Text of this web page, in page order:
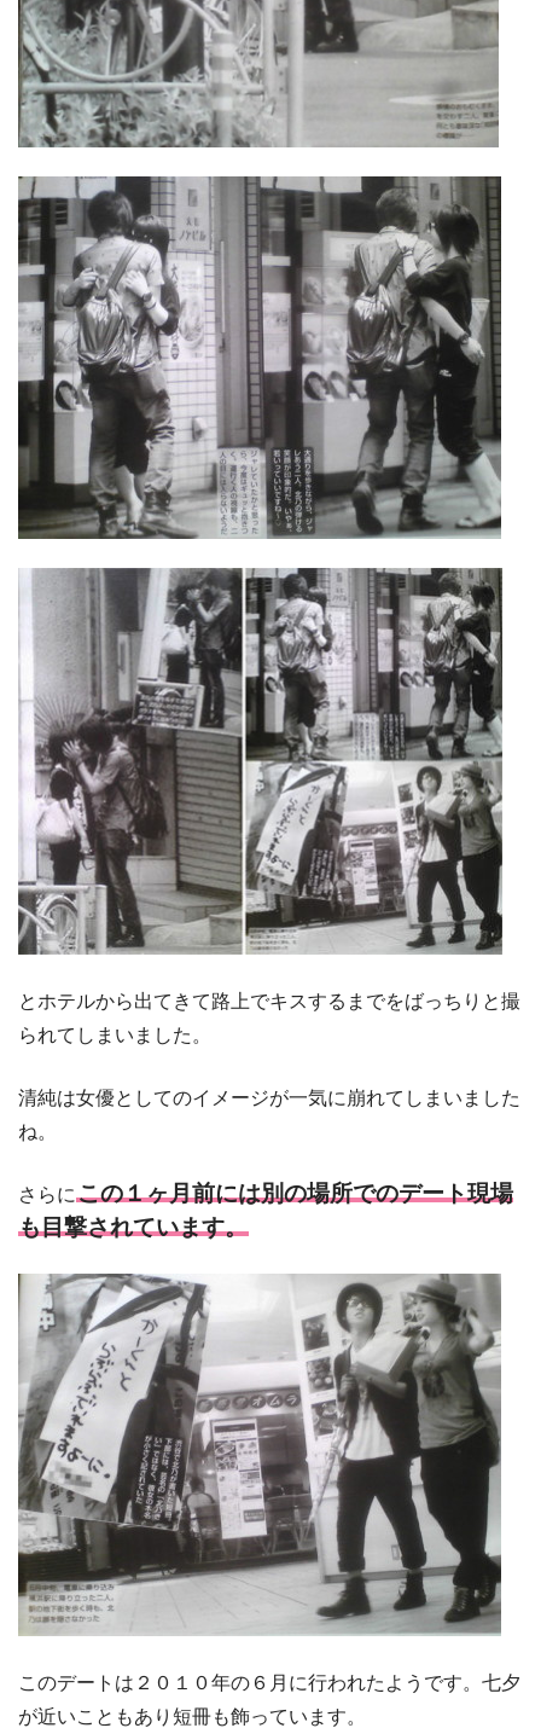
とホテルから出てきて路上でキスするまでをばっちりと撮
られてしまいました。
清純は女優としてのイメージが一気に崩れてしまいました
ね。
さらにこの１ヶ月前には別の場所でのデート現場
も目撃されています。
このデートは２０１０年の６月に行われたようです。七夕
が近いこともあり短冊も飾っています。